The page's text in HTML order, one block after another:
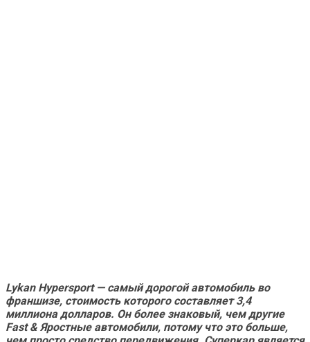
Lykan Hypersport — самый дорогой автомобиль во
франшизе, стоимость которого составляет 3,4
миллиона долларов. Он более знаковый, чем другие
Fast & Яростные автомобили, потому что это больше,